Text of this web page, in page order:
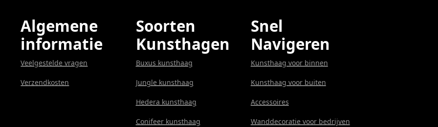
Algemene
informatie
Veelgestelde vragen
Verzendkosten
Soorten
Kunsthagen
Buxus kunsthaag
Jungle kunsthaag
Hedera kunsthaag
Conifeer kunsthaag
Snel
Navigeren
Kunsthaag voor binnen
Kunsthaag voor buiten
Accessoires
Wanddecoratie voor bedrijven